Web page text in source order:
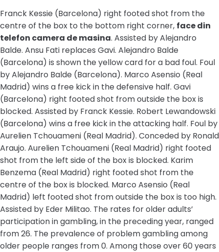
Franck Kessie (Barcelona) right footed shot from the
centre of the box to the bottom right corner, face din
telefon camera de masina. Assisted by Alejandro
Balde. Ansu Fati replaces Gavi. Alejandro Balde
(Barcelona) is shown the yellow card for a bad foul. Foul
by Alejandro Balde (Barcelona). Marco Asensio (Real
Madrid) wins a free kick in the defensive half. Gavi
(Barcelona) right footed shot from outside the box is
blocked. Assisted by Franck Kessie. Robert Lewandowski
(Barcelona) wins a free kick in the attacking half. Foul by
Aurelien Tchouameni (Real Madrid). Conceded by Ronald
Araujo. Aurelien Tchouameni (Real Madrid) right footed
shot from the left side of the box is blocked. Karim
Benzema (Real Madrid) right footed shot from the
centre of the box is blocked. Marco Asensio (Real
Madrid) left footed shot from outside the box is too high.
Assisted by Eder Militao. The rates for older adults’
participation in gambling, in the preceding year, ranged
from 26. The prevalence of problem gambling among
older people ranges from 0. Among those over 60 years